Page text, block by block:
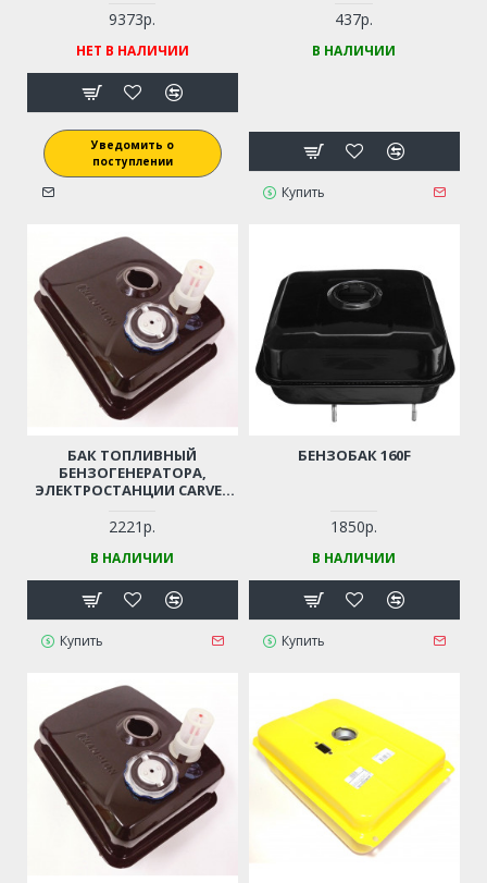
9373р.
НЕТ В НАЛИЧИИ
Уведомить о
поступлении
437р.
В НАЛИЧИИ
Купить
БАК ТОПЛИВНЫЙ
БЕНЗОГЕНЕРАТОРА,
ЭЛЕКТРОСТАНЦИИ CARVER
2221р.
В НАЛИЧИИ
Купить
БЕНЗОБАК 160F
1850р.
В НАЛИЧИИ
Купить